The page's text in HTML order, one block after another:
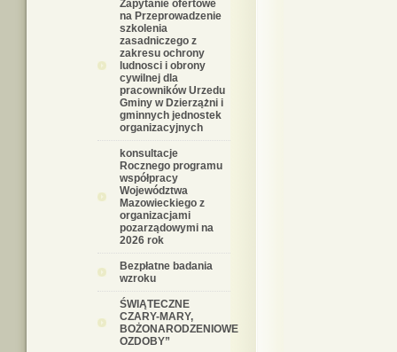
Zapytanie ofertowe
na Przeprowadzenie
szkolenia
zasadniczego z
zakresu ochrony
ludnosci i obrony
cywilnej dla
pracowników Urzedu
Gminy w Dzierzążni i
gminnych jednostek
organizacyjnych
konsultacje
Rocznego programu
współpracy
Województwa
Mazowieckiego z
organizacjami
pozarządowymi na
2026 rok
Bezpłatne badania
wzroku
ŚWIĄTECZNE
CZARY-MARY,
BOŻONARODZENIOWE
OZDOBY”